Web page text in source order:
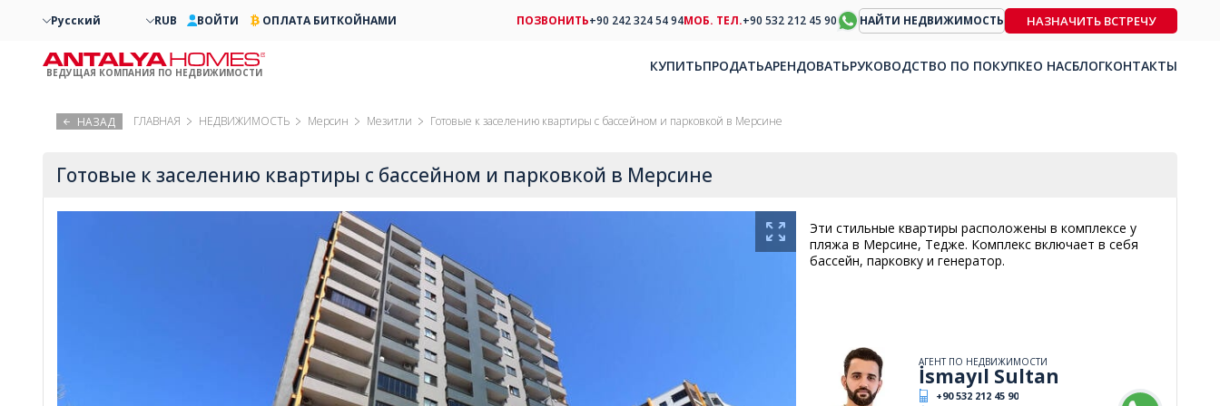
НАЗАД ГЛАВНАЯ НЕДВИЖИМОСТЬ Мерсин Мезитли Готовые к заселению квартиры с бассейном и парковкой в ​​Мерсине
Готовые к заселению квартиры с бассейном и парковкой в ​​Мерсине
Эти стильные квартиры расположены в комплексе у
пляжа в Мерсине, Тедже. Комплекс включает в себя
бассейн, парковку и генератор.
АГЕНТ ПО НЕДВИЖИМОСТИ
İsmayıl Sultan
+90 532 212 45 90
Русский RUB ВОЙТИ ОПЛАТА БИТКОЙНАМИ
ВЕДУЩАЯ КОМПАНИЯ ПО НЕДВИЖИМОСТИ
ПОЗВОНИТЬ+90 242 324 54 94МОБ. ТЕЛ.+90 532 212 45 90 НАЙТИ НЕДВИЖИМОСТЬ НАЗНАЧИТЬ ВСТРЕЧУ
КУПИТЬПРОДАТЬАРЕНДОВАТЬРУКОВОДСТВО ПО ПОКУПКЕО НАСБЛОГКОНТАКТЫ